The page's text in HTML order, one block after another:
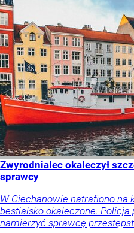
Zwyrodnialec okaleczył
sprawcy
W Ciechanowie natrafiono na
bestialsko okaleczone.
namierzyć sprawcę